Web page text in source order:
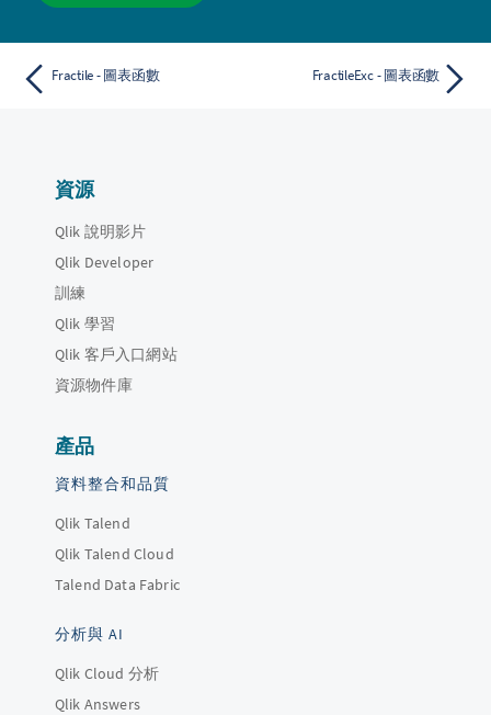
Fractile - 圖表函數 FractileExc - 圖表函數
資源
Qlik 說明影片
Qlik Developer
訓練
Qlik 學習
Qlik 客戶入口網站
資源物件庫
產品
資料整合和品質
Qlik Talend
Qlik Talend Cloud
Talend Data Fabric
分析與 AI
Qlik Cloud 分析
Qlik Answers